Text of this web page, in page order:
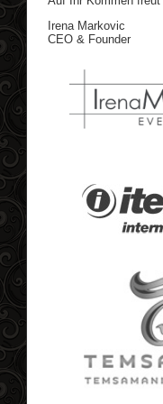
Irena Markovic
CEO & Founder